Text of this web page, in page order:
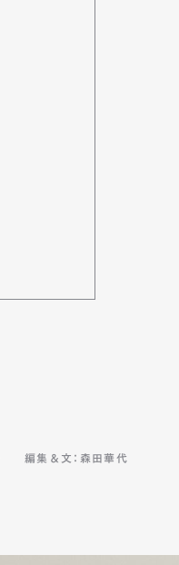
編集＆文：森田華代